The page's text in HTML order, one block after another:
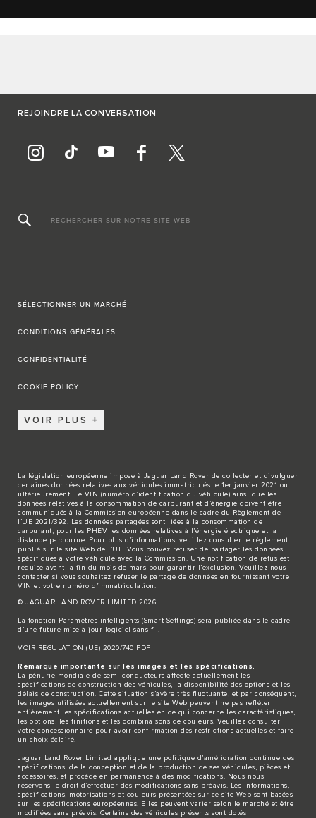
REJOINDRE LA CONVERSATION
RECHERCHER SUR NOTRE SITE WEB
SÉLECTIONNER UN MARCHÉ
CONDITIONS GÉNÉRALES
CONFIDENTIALITÉ
COOKIE POLICY
VOIR PLUS
La législation européenne impose à Jaguar Land Rover de collecter et divulguer
certaines données relatives aux véhicules immatriculés le 1er janvier 2021 ou
ultérieurement. Le VIN (numéro d’identification du véhicule) ainsi que les
données relatives à la consommation de carburant et d’énergie doivent être
communiqués à la Commission européenne dans le cadre du Règlement de
l’UE 2021/392. Les données partagées sont liées à la consommation de
carburant, pour les PHEV les données relatives à l’énergie électrique et la
distance parcourue. Pour plus d’informations, veuillez consulter le règlement
publié sur le site Web de l’UE. Vous pouvez refuser de partager les données
spécifiques à votre véhicule avec la Commission. Une notification de refus est
requise avant la fin du mois de mars pour garantir l’exclusion. Veuillez nous
contacter si vous souhaitez refuser le partage de données en fournissant votre
VIN et votre numéro d’immatriculation.
© JAGUAR LAND ROVER LIMITED 2026
La fonction Paramètres intelligents (Smart Settings) sera publiée dans le cadre
d’une future mise à jour logiciel sans fil.
VOIR REGULATION (UE) 2020/740 PDF
Remarque importante sur les images et les spécifications.
La pénurie mondiale de semi-conducteurs affecte actuellement les
spécifications de construction des véhicules, la disponibilité des options et les
délais de construction. Cette situation s’avère très fluctuante, et par conséquent,
les images utilisées actuellement sur le site Web peuvent ne pas refléter
entièrement les spécifications actuelles en ce qui concerne les caractéristiques,
les options, les finitions et les combinaisons de couleurs. Veuillez consulter
votre concessionnaire pour avoir confirmation des restrictions actuelles et faire
un choix éclairé.
Jaguar Land Rover Limited applique une politique d’amélioration continue des
spécifications, de la conception et de la production de ses véhicules, pièces et
accessoires, et procède en permanence à des modifications. Nous nous
réservons le droit d’effectuer des modifications sans préavis. Les informations,
spécifications, motorisations et couleurs présentées sur ce site Web sont basées
sur les spécifications européennes. Elles peuvent varier selon le marché et être
modifiées sans préavis. Certains des véhicules présents sont dotés